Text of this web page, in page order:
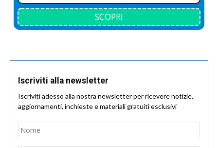
SCOPRI
Iscriviti alla newsletter
Iscriviti adesso alla nostra newsletter per ricevere notizie,
aggiornamenti, inchieste e materiali gratuiti esclusivi
Nome